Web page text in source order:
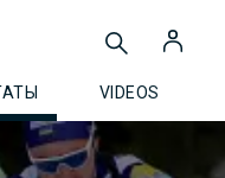
VIDEOS